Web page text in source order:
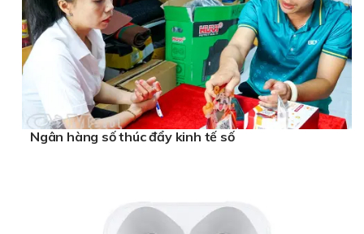
Ngân hàng số thúc đẩy kinh tế số